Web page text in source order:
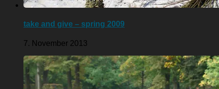
take and give – spring 2009
7. November 2013